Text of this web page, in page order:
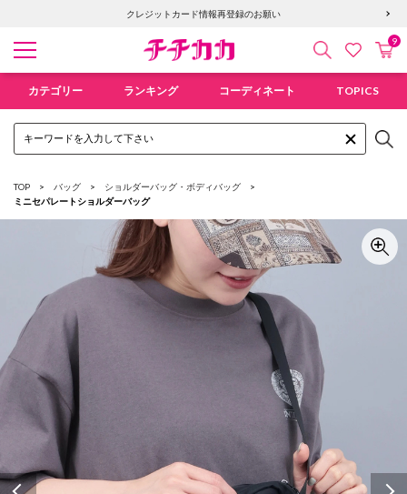
クレジットカード情報再登録のお願い
検索 お気にカ
9
カテゴリー ランキング コーディネート TOPICS
TOP バッグ
ショルダーバッグ・ボディバッグ
ミニセパレートショルダーバッグ